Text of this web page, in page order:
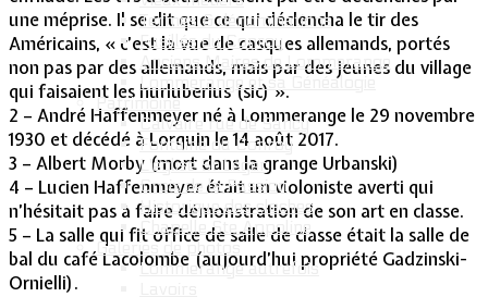
Termes & dénominations
Fusillés du Conroy
Anciens Maires de Lommerange
Lommerange et sa Généalogie
Patrimoine
Calvaire rue de Sancy
Fontaine du Conroy
L'église St Léger
Croix de la Passion
Historique des cloches
Chapelle Ste Appoline
Galeries de photos
Lommerange autrefois
une méprise. Il se dit que ce qui déclencha le tir des
Américains, « c’est la vue de casques allemands, portés
non pas par des allemands, mais par des jeunes du village
qui faisaient les hurluberlus (sic) ».
2 – André Haffenmeyer né à Lommerange le 29 novembre
1930 et décédé à Lorquin le 14 août 2017.
3 – Albert Morby (mort dans la grange Urbanski)
4 – Lucien Haffenmeyer était un violoniste averti qui
n’hésitait pas à faire démonstration de son art en classe.
5 – La salle qui fit office de salle de classe était la salle de
bal du café Lacolombe (aujourd’hui propriété Gadzinski-
Ornielli).